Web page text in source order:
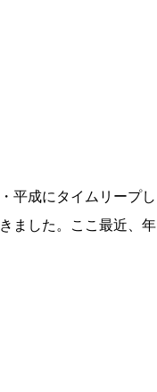
平成にタイムリープし
ました。ここ最近、年